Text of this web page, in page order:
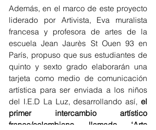
Además, en el marco de este proyecto
liderado por Artivista, Eva muralista
francesa y profesora de artes de la
escuela Jean Jaurès St Ouen 93 en
París, propuso que sus estudiantes de
quinto y sexto grado elaborarán una
tarjeta como medio de comunicación
artística para ser enviada a los niños
del I.E.D La Luz, desarrollando así, el
primer intercambio artístico
franco/colombiano llamado ‘Arte